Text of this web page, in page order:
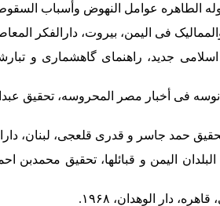
اسلامی جدید، راهنمای گاهشماری و
فی أخبار مصر المحروسه، تحقیق
الیمن و قبائلها، تحقیق محمدبن